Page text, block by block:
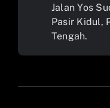
Jalan Yos
Pasir Kidul,
Tengah.